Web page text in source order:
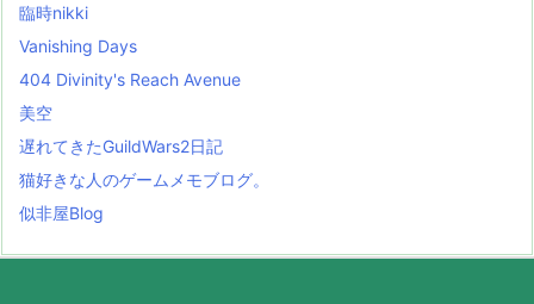
臨時nikki
Vanishing Days
404 Divinity's Reach Avenue
美空
遅れてきたGuildWars2日記
猫好きな人のゲームメモブログ。
似非屋Blog